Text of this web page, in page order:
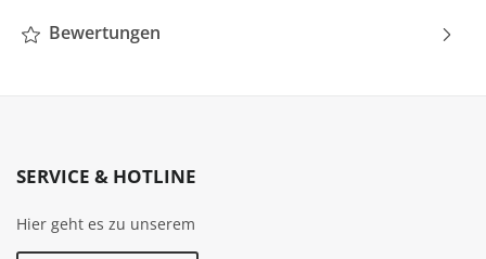
Bewertungen
SERVICE & HOTLINE
Hier geht es zu unserem